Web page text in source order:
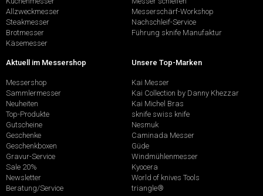
Allzweckmesser
Steakmesser
Brotmesser
Käsemesser
Messerschärf-Workshop
Nachschleif-Service
Führung sknife Manufaktur
Aktuell im Messershop
Messershop
Sammlermesser
Neuheiten
Top-Produkte
Gutscheine
Geschenke
Geschenkboxen
Gravur-Service
Sale 20%
Newsletter
Beratung/Service
Unsere Top-Marken
Kai Messer
Kai Collection by Danny Khezzar
Kai Michel Bras
sknife swiss knife
Nesmuk
Caminada Messer
Güde
Windmühlenmesser
Kyocera
World of knives Tools
triangle®